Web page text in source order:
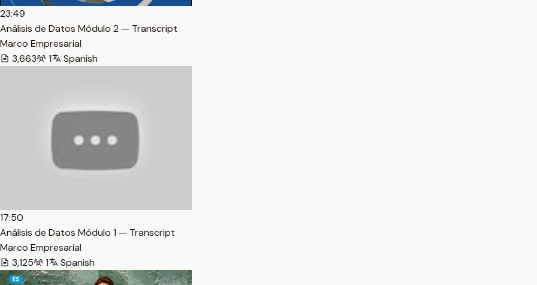
23:49
Análisis de Datos Módulo 2 — Transcript
Marco Empresarial
3,663
1 Spanish
17:50
Análisis de Datos Módulo 1 — Transcript
Marco Empresarial
3,125
1 Spanish